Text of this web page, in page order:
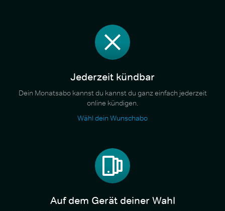
Jederzeit kündbar
Dein Monatsabo kannst du kannst du ganz einfach jederzeit
online kündigen.
Wähl dein Wunschabo
Auf dem Gerät deiner Wahl